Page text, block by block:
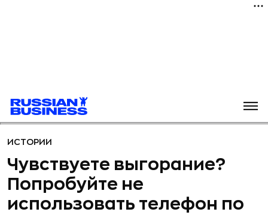
ИСТОРИИ
Чувствуете выгорание?
Попробуйте не
использовать телефон по